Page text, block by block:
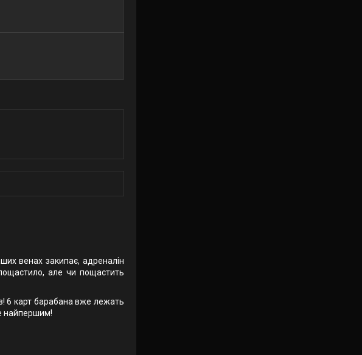
венах закипає, адреналін
але чи пощастить
6 карт барабана вже лежать
найпершим!